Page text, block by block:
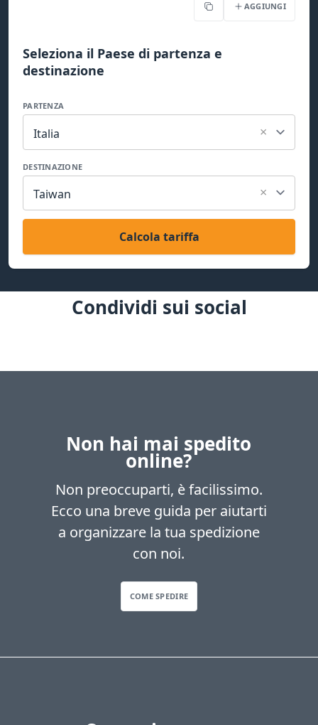
Copia AGGIUNGI
Seleziona il Paese di partenza e
destinazione
PARTENZA
Italia ×
DESTINAZIONE
Taiwan ×
Calcola tariffa
Condividi sui social
Non hai mai spedito
online?
Non preoccuparti, è facilissimo.
Ecco una breve guida per aiutarti
a organizzare la tua spedizione
con noi.
COME SPEDIRE